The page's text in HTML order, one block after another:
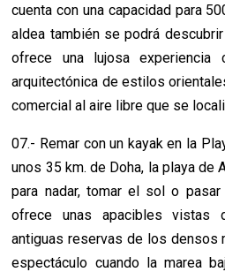
cuenta con una capacidad para
aldea también se podrá
ofrece una lujosa experiencia
arquitectónica de estilos
comercial al aire libre que se
07.- Remar con un kayak en la
unos 35 km. de Doha, la playa de
para nadar, tomar el sol o
ofrece unas apacibles
antiguas reservas de los densos
espectáculo cuando la marea